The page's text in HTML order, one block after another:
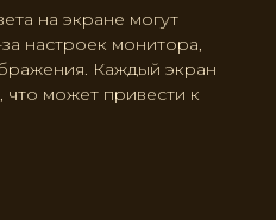
на экране могут
настроек монитора,
Каждый экран
что может привести к